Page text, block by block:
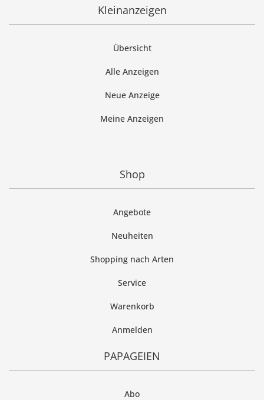
Kleinanzeigen
Übersicht
Alle Anzeigen
Neue Anzeige
Meine Anzeigen
Shop
Angebote
Neuheiten
Shopping nach Arten
Service
Warenkorb
Anmelden
PAPAGEIEN
Abo